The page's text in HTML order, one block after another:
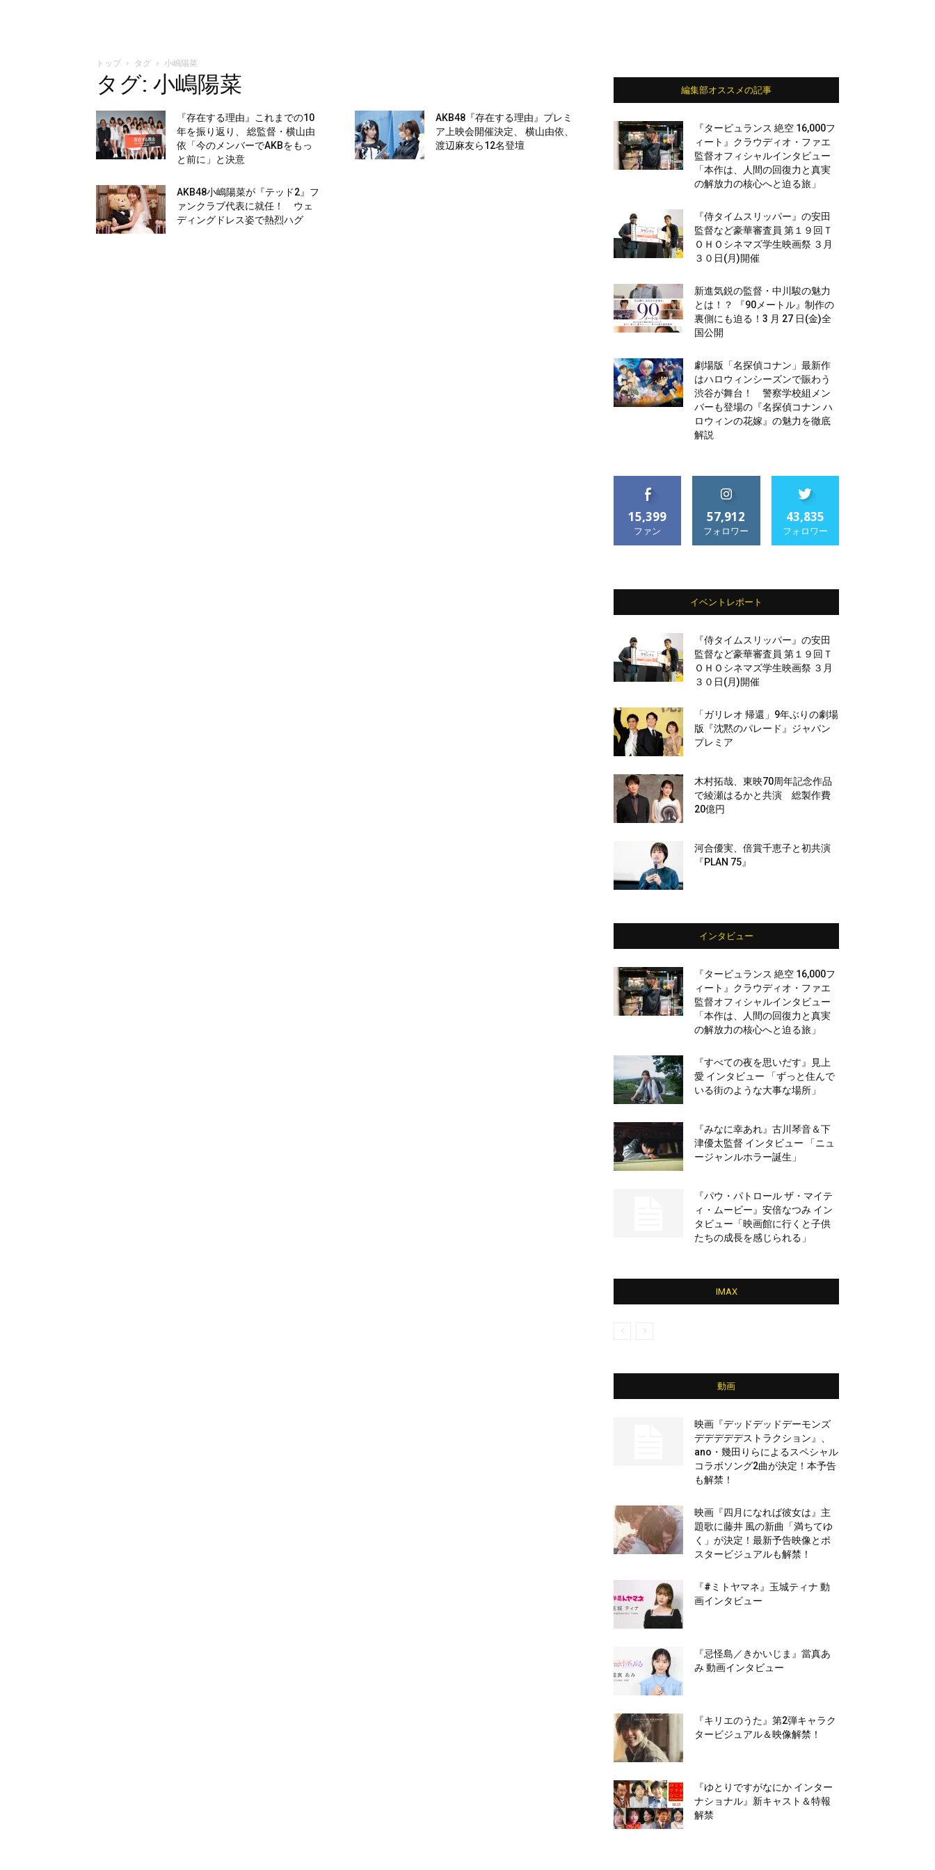
トップ タグ 小嶋陽菜
タグ: 小嶋陽菜
『存在する理由』これまでの10
年を振り返り、 総監督・横山由
依「今のメンバーでAKBをもっ
と前に」と決意
AKB48『存在する理由』プレミ
ア上映会開催決定、 横山由依、
渡辺麻友ら12名登壇
AKB48小嶋陽菜が『テッド2』フ
ァンクラブ代表に就任！ ウェ
ディングドレス姿で熱烈ハグ
編集部オススメの記事
『タービュランス 絶空 16,000フ
ィート』クラウディオ・ファエ
監督オフィシャルインタビュー
「本作は、人間の回復力と真実
の解放力の核心へと迫る旅」
『侍タイムスリッパー』の安田
監督など豪華審査員 第１９回Ｔ
ＯＨＯシネマズ学生映画祭 ３月
３０日(月)開催
新進気鋭の監督・中川駿の魅力
とは！？ 『90メートル』制作の
裏側にも迫る！3 月 27 日(金)全
国公開
劇場版「名探偵コナン」最新作
はハロウィンシーズンで賑わう
渋谷が舞台！ 警察学校組メン
バーも登場の『名探偵コナン ハ
ロウィンの花嫁』の魅力を徹底
解説
15,399
ファン
57,912
フォロワー
43,835
フォロワー
イベントレポート
『侍タイムスリッパー』の安田
監督など豪華審査員 第１９回Ｔ
ＯＨＯシネマズ学生映画祭 ３月
３０日(月)開催
「ガリレオ 帰還」9年ぶりの劇場
版『沈黙のパレード』ジャパン
プレミア
木村拓哉、東映70周年記念作品
で綾瀬はるかと共演 総製作費
20億円
河合優実、倍賞千恵子と初共演
『PLAN 75』
インタビュー
『タービュランス 絶空 16,000フ
ィート』クラウディオ・ファエ
監督オフィシャルインタビュー
「本作は、人間の回復力と真実
の解放力の核心へと迫る旅」
『すべての夜を思いだす』見上
愛 インタビュー 「ずっと住んで
いる街のような大事な場所」
『みなに幸あれ』古川琴音＆下
津優太監督 インタビュー 「ニュ
ージャンルホラー誕生」
『パウ・パトロール ザ・マイテ
ィ・ムービー』安倍なつみ イン
タビュー「映画館に行くと子供
たちの成長を感じられる」
IMAX
動画
映画『デッドデッドデーモンズ
デデデデデストラクション』、
ano・幾田りらによるスペシャル
コラボソング2曲が決定！本予告
も解禁！
映画『四月になれば彼女は』主
題歌に藤井 風の新曲「満ちてゆ
く」が決定！最新予告映像とポ
スタービジュアルも解禁！
『#ミトヤマネ』玉城ティナ 動
画インタビュー
『忌怪島／きかいじま』當真あ
み 動画インタビュー
『キリエのうた』第2弾キャラク
タービジュアル＆映像解禁！
『ゆとりですがなにか インター
ナショナル』新キャスト＆特報
解禁